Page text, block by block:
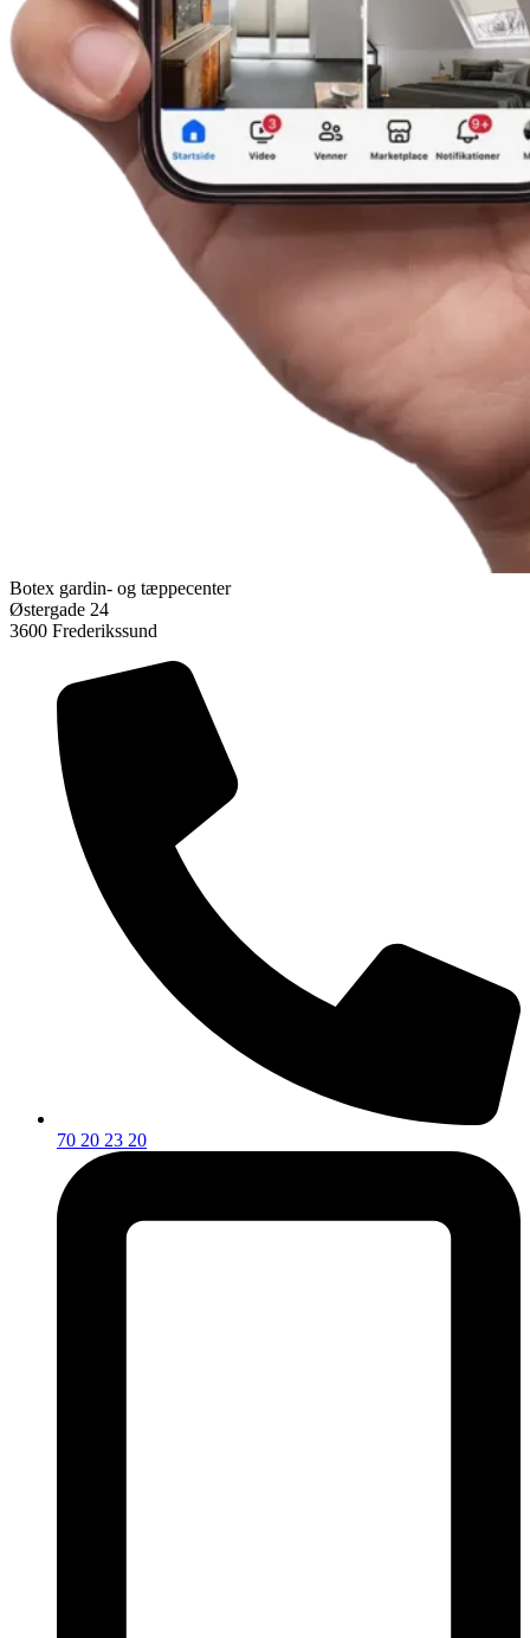
Botex gardin- og tæppecenter
Østergade 24
3600 Frederikssund
70 20 23 20